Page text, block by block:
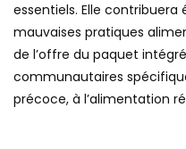
essentiels. Elle
mauvaises pratiques
de l’offre du paquet
communautaires
précoce, à l’alimentation